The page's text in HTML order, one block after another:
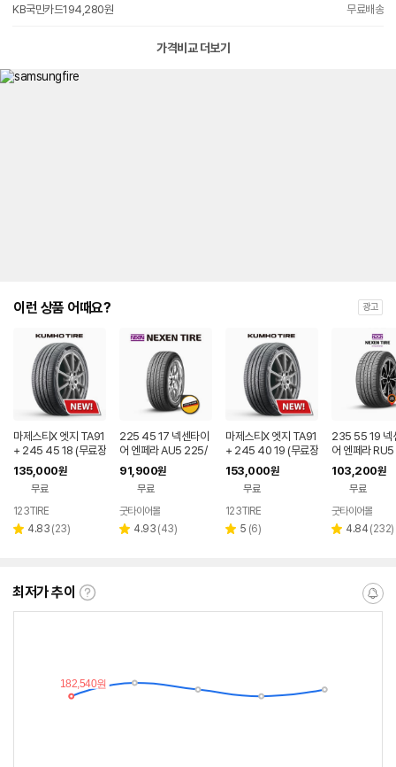
KB국민카드194,280원 무료배송
가격비교 더보기
이런 상품 어때요? 광고
마제스티X 엣지 TA91
+ 245 45 18 (무료장
착/전국택배)
135,000원
무료
123TIRE
별 4.83 리
(23)
225 45 17 넥센타이
어 엔페라 AU5 225/
45R17 전국무료장착
AU5 2254517
91,900원
무료
굿타이어몰
별 4.93 리
(43)
마제스티X 엣지 TA91
+ 245 40 19 (무료장
착/전국택배)
153,000원
무료
123TIRE
별 5 리
(6)
235 55 19 넥
어 엔페라
55R19 전국무
RU5
103,200원
무료
굿타이어몰
별 4.84 리
(232)
최저가 추이
최
란?
알